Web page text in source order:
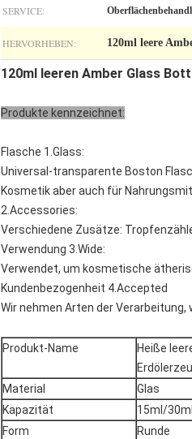
SERVICE:
HERVORHEBEN: 120ml leere
120ml leeren Amber Glass
Produkte kennzeichnet:
Flasche 1.Glass:
Universal-transparente Boston
Kosmetik aber auch für
2.Accessories:
Verschiedene Zusätze:
Verwendung 3.Wide:
Verwendet, um kosmetische
Kundenbezogenheit 4.Accepted
Wir nehmen Arten der Verarbeitung,
Produkt-Name
Heiße
Material
Glas
Kapazität
15ml/
Form
Runde